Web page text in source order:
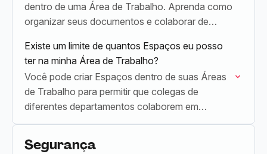
dentro de uma Área de Trabalho. Aprenda como
organizar seus documentos e colaborar de
dentro da sua Área de…
Existe um limite de quantos Espaços eu posso
ter na minha Área de Trabalho?
Você pode criar Espaços dentro de suas Áreas
de Trabalho para permitir que colegas de
diferentes departamentos colaborem em
documentos de equipe juntos.
Segurança